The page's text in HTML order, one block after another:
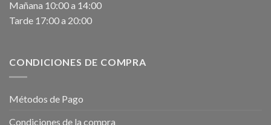
Mañana 10:00 a 14:00
Tarde 17:00 a 20:00
CONDICIONES DE COMPRA
Métodos de Pago
Condiciones de la compra